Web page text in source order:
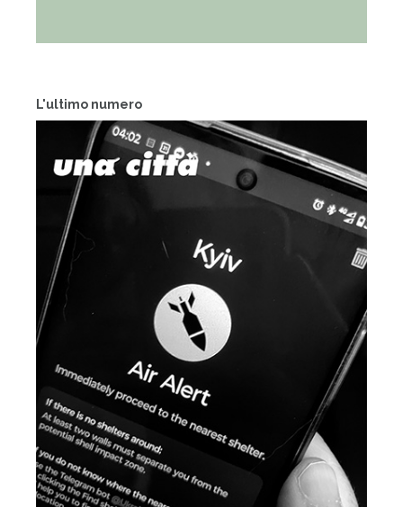
L'ultimo numero